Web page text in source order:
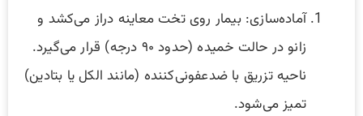
آماده‌سازی: بیمار روی تخت معاینه دراز می‌کشد و
زانو در حالت خمیده (حدود ۹۰ درجه) قرار می‌گیرد.
ناحیه تزریق با ضدعفونی‌کننده (مانند الکل یا بتادین)
تمیز می‌شود.